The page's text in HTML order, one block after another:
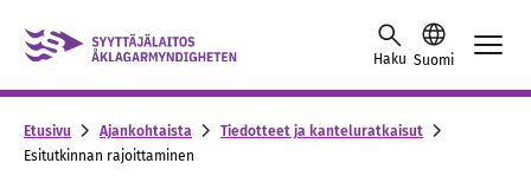
Skip to content -saavutettavuusohje
Haku Suomi
Etusivu Ajankohtaista
Tiedotteet ja kanteluratkaisut
Esitutkinnan rajoittaminen